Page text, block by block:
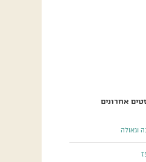
אחרונים
וגאולה